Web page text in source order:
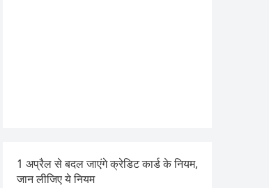
1 अप्रैल से बदल जाएंगे क्रेडिट कार्ड के नियम,
जान लीजिए ये नियम